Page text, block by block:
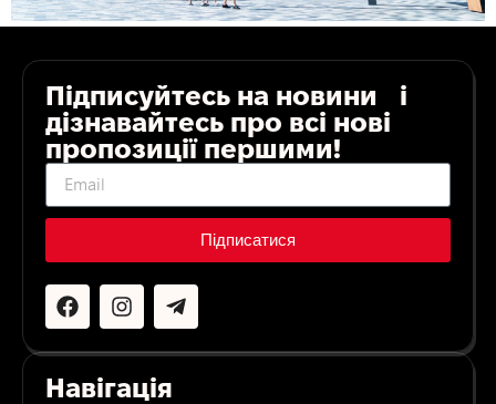
Підписуйтесь на новини і
дізнавайтесь про всі нові
пропозиції першими!
Підписатися
Навігація